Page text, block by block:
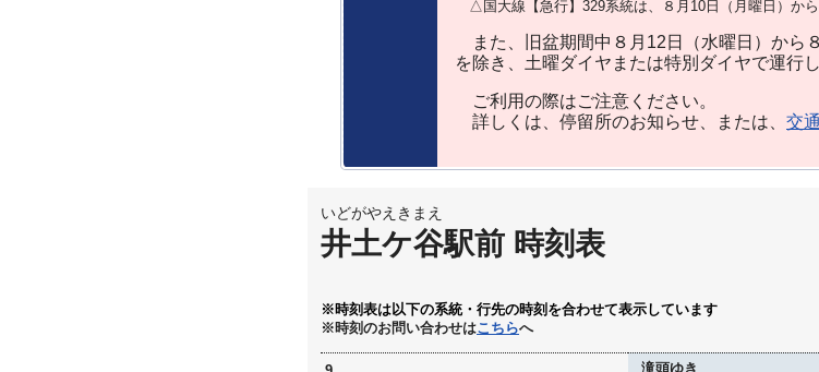
△国大線【急行】329系統は、８月10日（月曜日）から
また、旧盆期間中８月12日（水曜日）から
を除き、土曜ダイヤまたは特別ダイヤで運行し
ご利用の際はご注意ください。
詳しくは、停留所のお知らせ、または、 交
いどがやえきまえ
井土ケ谷駅前 時刻表
※時刻表は以下の系統・行先の時刻を合わせて表示しています
※時刻のお問い合わせはこちらへ
滝頭ゆき